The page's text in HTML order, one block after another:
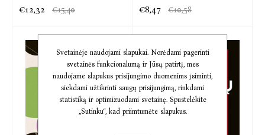
€12,32 €15,40 €8,47 €10,58
Svetainėje naudojami slapukai. Norėdami pagerinti
svetainės funkcionalumą ir Jūsų patirtį, mes
naudojame slapukus prisijungimo duomenims įsiminti,
siekdami užtikrinti saugų prisijungimą, rinkdami
statistiką ir optimizuodami svetainę. Spustelėkite
„Sutinku“, kad priimtumėte slapukus.